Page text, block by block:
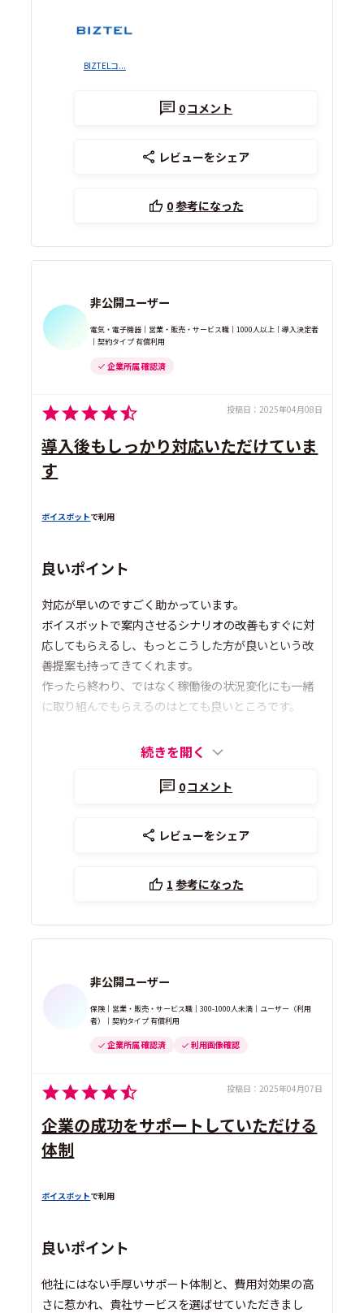
BIZTELコ...
0コメント
レビューをシェア
0参考になった
非公開ユーザー
電気・電子機器｜営業・販売・サービス職｜1000人以上｜導入決定者
｜契約タイプ 有償利用
企業所属 確認済
投稿日： 2025年04月08日
導入後もしっかり対応いただけていま
す
ボイスボットで利用
良いポイント
対応が早いのですごく助かっています。
ボイスボットで案内させるシナリオの改善もすぐに対
応してもらえるし、もっとこうした方が良いという改
善提案も持ってきてくれます。
作ったら終わり、ではなく稼働後の状況変化にも一緒
に取り組んでもらえるのはとても良いところです。
続きを開く
0コメント
レビューをシェア
1 参考になった
非公開ユーザー
保険｜営業・販売・サービス職｜300-1000人未満｜ユーザー（利用
者）｜契約タイプ 有償利用
企業所属 確認済 利用画像確認
投稿日： 2025年04月07日
企業の成功をサポートしていただける
体制
ボイスボットで利用
良いポイント
他社にはない手厚いサポート体制と、費用対効果の高
さに惹かれ、貴社サービスを選ばせていただきまし